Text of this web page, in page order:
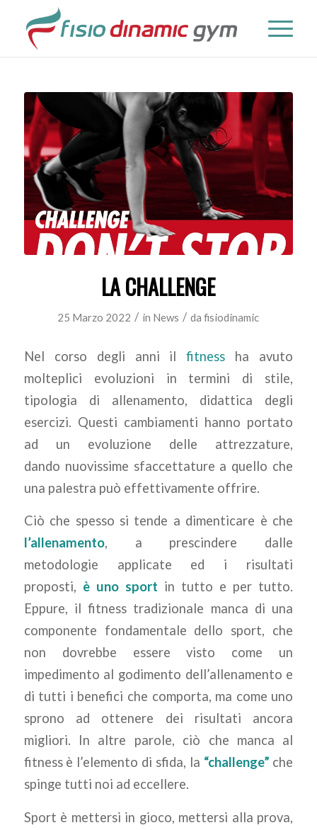
LA CHALLENGE
25 Marzo 2022 / in News / dafisiodinamic
Nel corso degli anni ilfitness ha avuto
molteplici evoluzioni in termini di stile,
tipologia di allenamento, didattica degli
esercizi. Questi cambiamenti hanno portato
ad un evoluzione delle attrezzature,
dando nuovissime sfaccettature a quello che
una palestra può effettivamente offrire.
Ciò che spesso si tende a dimenticare è che
l’allenamento, a prescindere dalle
metodologie applicate ed i risultati
proposti, è uno sport in tutto e per tutto.
Eppure, il fitness tradizionale manca di una
componente fondamentale dello sport, che
non dovrebbe essere visto come un
impedimento al godimento dell’allenamento e
di tutti i benefici che comporta, ma come uno
sprono ad ottenere dei risultati ancora
migliori. In altre parole, ciò che manca al
fitness è l’elemento di sfida, la “challenge” che
spinge tutti noi ad eccellere.
Sport è mettersi in gioco, mettersi alla prova,